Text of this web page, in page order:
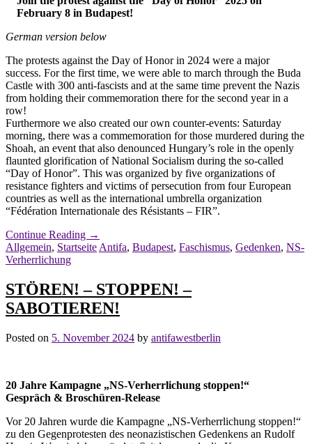
February 8 in Budapest!
German version below
The protests against the Day of Honor in 2024 were a major
success. For the first time, we were able to march through the Buda
Castle with 300 anti-fascists and at the same time prevent the Nazis
from holding their commemoration there for the second year in a
row!
Furthermore we also created our own counter-events: Saturday
morning, there was a commemoration for those murdered during the
Shoah, an event that also denounced Hungary’s role in the openly
flaunted glorification of National Socialism during the so-called
“Day of Honor”. This was organized by five organizations of
resistance fighters and victims of persecution from four European
countries as well as the international umbrella organization
“Fédération Internationale des Résistants – FIR”.
Continue Reading →
Allgemein, Startseite Antifa, Budapest, Faschismus, Gedenken, NS-
Verherrlichung
STÖREN! – STOPPEN! –
SABOTIEREN!
Posted on 5. November 2024 by antifawestberlin
20 Jahre Kampagne „NS-Verherrlichung stoppen!“
Gespräch & Broschüren-Release
Vor 20 Jahren wurde die Kampagne „NS-Verherrlichung stoppen!“
zu den Gegenprotesten des neonazistischen Gedenkens an Rudolf